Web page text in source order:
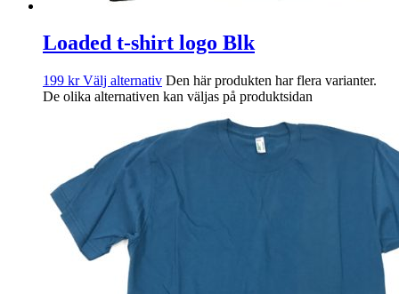
Loaded t-shirt logo Blk
199 kr Välj alternativ Den här produkten har flera varianter.
De olika alternativen kan väljas på produktsidan